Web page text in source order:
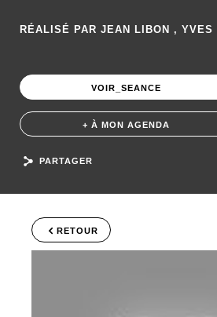
RÉALISÉ PAR JEAN LIBON , YVES
VOIR_SEANCE
+ À MON AGENDA
PARTAGER
RETOUR